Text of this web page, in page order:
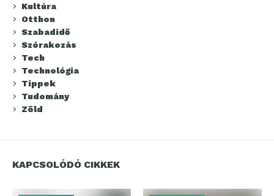
Kultúra
Otthon
Szabadidő
Szórakozás
Tech
Technológia
Tippek
Tudomány
Zöld
KAPCSOLÓDÓ CIKKEK